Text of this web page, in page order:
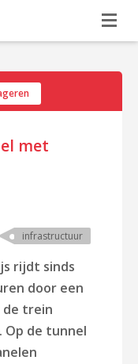
met
infrastructuur
rijdt sinds
door een
de trein
Op de tunnel